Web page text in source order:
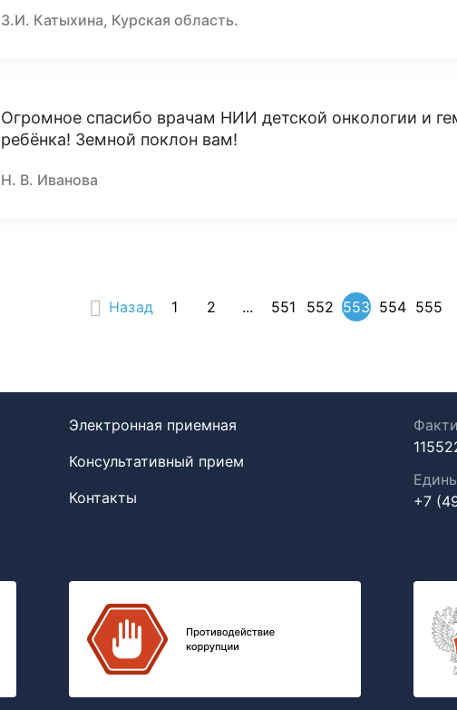
З.И. Катыхина, Курская область.
Огромное спасибо врачам НИИ детской онкологии и
ребёнка! Земной поклон вам!
Н. В. Иванова
Назад 1 2 ... 551 552 553 554 555
Электронная приемная
Консультативный прием
Контакты
+7